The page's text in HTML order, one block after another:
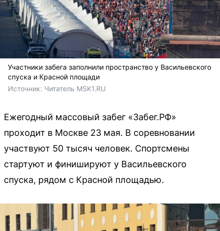
Участники забега заполнили пространство у Васильевского
спуска и Красной площади
Источник: Читатель MSK1.RU
Ежегодный массовый забег «Забег.РФ»
проходит в Москве 23 мая. В соревновании
участвуют 50 тысяч человек. Спортсмены
стартуют и финишируют у Васильевского
спуска, рядом с Красной площадью.